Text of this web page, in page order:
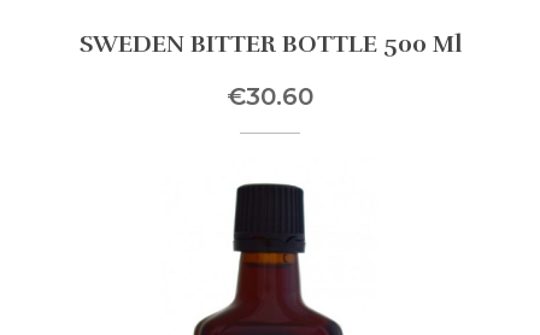
SWEDEN BITTER BOTTLE 500 Ml
€30.60